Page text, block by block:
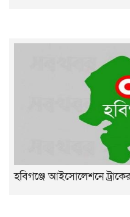
হবিগঞ্জে আইসোলেশনে